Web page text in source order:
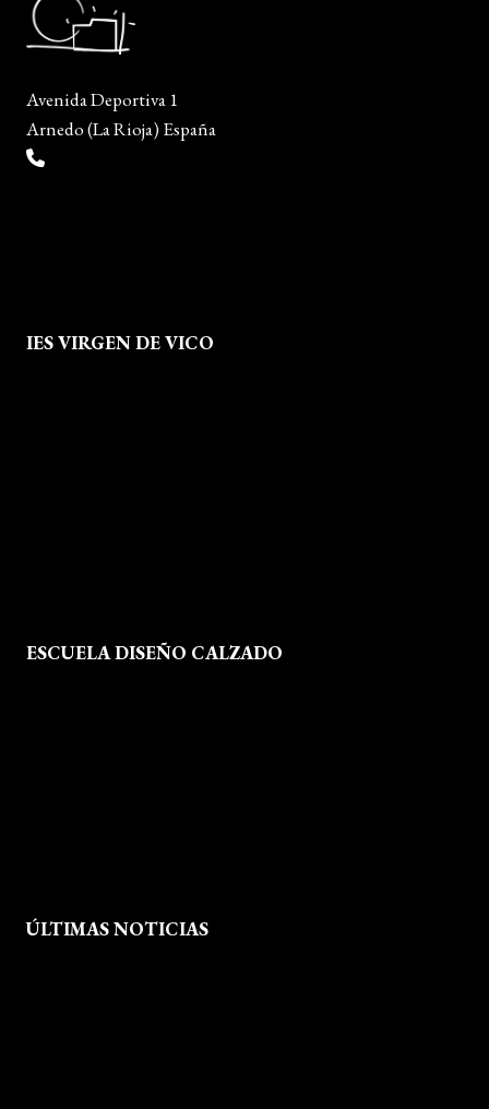
Avenida Deportiva 1
Arnedo (La Rioja) España
IES VIRGEN DE VICO
ESCUELA DISEÑO CALZADO
ÚLTIMAS NOTICIAS